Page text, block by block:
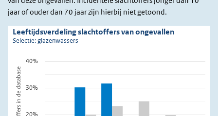
jaar of ouder dan 70 jaar zijn hierbij niet getoond.